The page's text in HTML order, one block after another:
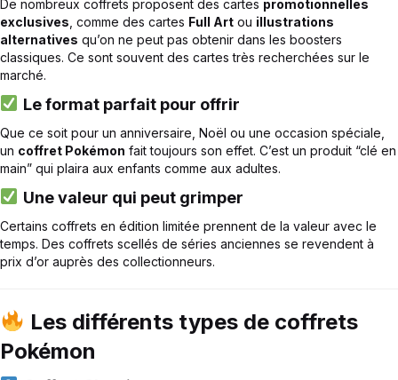
De nombreux coffrets proposent des cartes promotionnelles
exclusives , comme des cartes Full Art ou illustrations
alternatives qu’on ne peut pas obtenir dans les boosters
classiques. Ce sont souvent des cartes très recherchées sur le
marché.
Le format parfait pour offrir
Que ce soit pour un anniversaire, Noël ou une occasion spéciale,
un coffret Pokémon fait toujours son effet. C’est un produit “clé en
main” qui plaira aux enfants comme aux adultes.
Une valeur qui peut grimper
Certains coffrets en édition limitée prennent de la valeur avec le
temps. Des coffrets scellés de séries anciennes se revendent à
prix d’or auprès des collectionneurs.
Les différents types de coffrets
Pokémon